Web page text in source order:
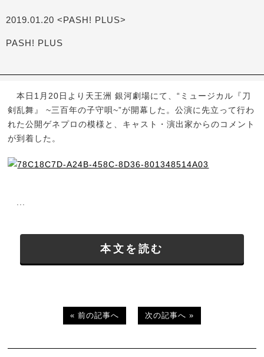
2019.01.20 <PASH! PLUS>
PASH! PLUS
本日1月20日より天王洲 銀河劇場にて、“ミュージカル『刀
剣乱舞』 ~三百年の子守唄~”が開幕した。公演に先立って行わ
れた公開ゲネプロの模様と、キャスト・演出家からのコメント
が到着した。
本文を読む
« 前の記事へ 次の記事へ »